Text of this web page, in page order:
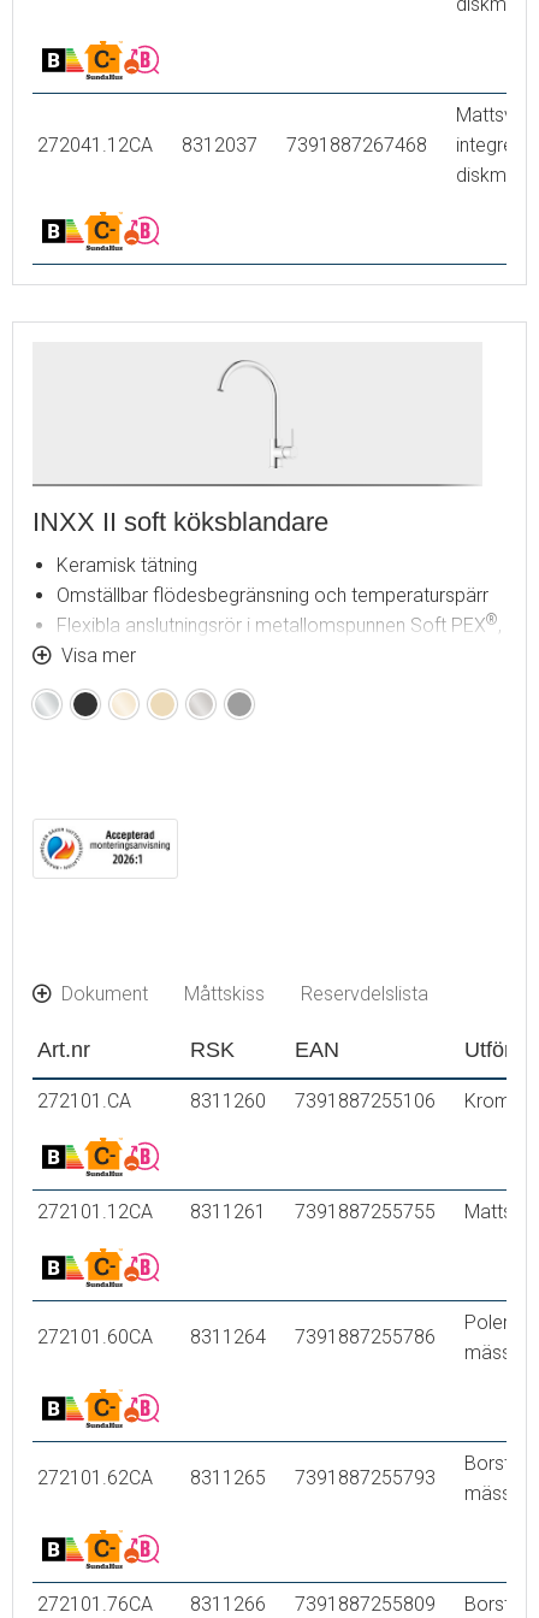
272041.12CA 8312037 7391887267468
INXX II soft köksblandare
Keramisk tätning
Omställbar flödesbegränsning och temperaturspärr
Flexibla anslutningsrör i metallomspunnen Soft PEX®,
lekande G3/8
Svängbar pip 60°, 85°, 110° eller 360°
Hålmått Ø34-37 mm
Visa mer
KromMattsvart
PoleradBorstadBorstadMattgrå
Dokument Måttskiss Reservdelslista
Art.nr RSK EAN
272101.CA 8311260 7391887255106 Krom
272101.12CA 8311261 7391887255755
272101.60CA 8311264 7391887255786
Polerad
mässing
272101.62CA 8311265 7391887255793
Borstad
mässing
272101.76CA 8311266 7391887255809 Borstad